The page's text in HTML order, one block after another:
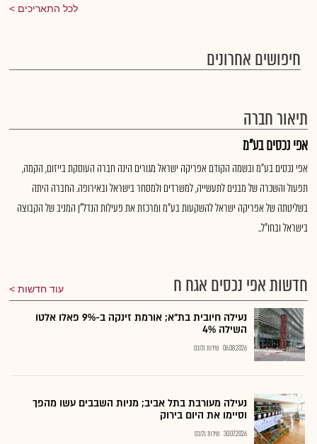
לכל התאריכים
חיפושים אחרונים
תיאור חברה
אפי נכסים בע"מ
אפי נכסים בע"מ ובשמה הקודם אפריקה ישראל מגורים הינה חברה העוסקת בייזום, הקמה,
תפעול והשכרה של מבנים לתעשייה, למשרדים ולמסחר בישראל ובאירופה. החברה היתה
בשליטתה של אפריקה ישראל להשקעות בע"מ ומרכזת את פעילות הנדל"ן המניב של הקבוצה
בישראל ובחו"ל..
חדשות אפי נכסים אגח ח עוד חדשות
נעילה חיובית בת"א; אורמת זינקה ב-9% פאלו אלטו
השילה 4%
06.08.2026 שירות גלובס
נעילה מעורבת בתל אביב; מניות השבבים עשו מהפך
וסיימו את היום בירוק
30.07.2026 שירות גלובס